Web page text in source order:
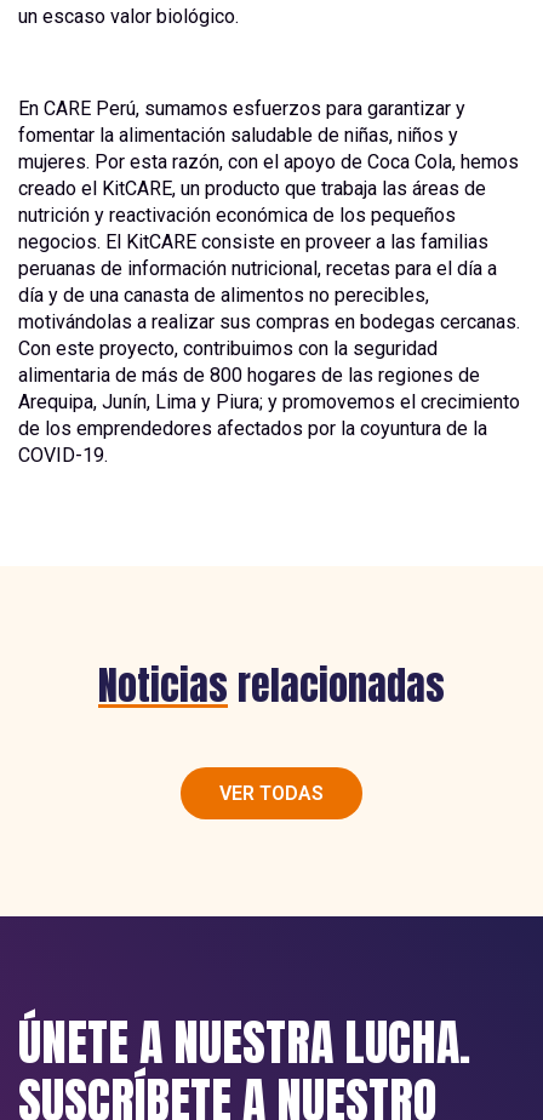
un escaso valor biológico.
En CARE Perú, sumamos esfuerzos para garantizar y
fomentar la alimentación saludable de niñas, niños y
mujeres. Por esta razón, con el apoyo de Coca Cola, hemos
creado el KitCARE, un producto que trabaja las áreas de
nutrición y reactivación económica de los pequeños
negocios. El KitCARE consiste en proveer a las familias
peruanas de información nutricional, recetas para el día a
día y de una canasta de alimentos no perecibles,
motivándolas a realizar sus compras en bodegas cercanas.
Con este proyecto, contribuimos con la seguridad
alimentaria de más de 800 hogares de las regiones de
Arequipa, Junín, Lima y Piura; y promovemos el crecimiento
de los emprendedores afectados por la coyuntura de la
COVID-19.
Noticias relacionadas
VER TODAS
ÚNETE A NUESTRA LUCHA.
SUSCRÍBETE A NUESTRO